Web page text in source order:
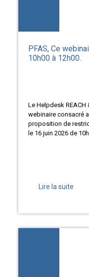
PFAS, Ce
10h00 à 12h00.
Le Helpdesk REACH
webinaire consacré
proposition de
le 16 juin 2026 de
Lire la suite